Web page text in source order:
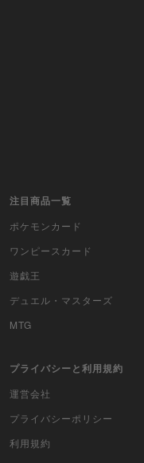
注目商品一覧
ポケモンカード
ワンピースカード
遊戯王
デュエル・マスターズ
MTG
プライバシーと利用規約
運営会社
プライバシーポリシー
利用規約